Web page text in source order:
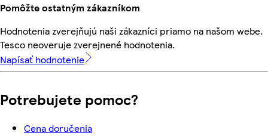
Pomôžte ostatným zákazníkom
Hodnotenia zverejňujú naši zákazníci priamo na našom webe.
Tesco neoveruje zverejnené hodnotenia.
Napísať hodnotenie
Potrebujete pomoc?
Cena doručenia